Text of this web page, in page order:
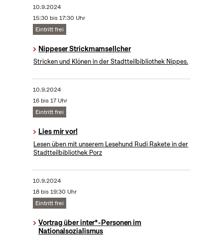
10.9.2024
15:30 bis 17:30 Uhr
Eintritt frei
Nippeser Strickmamsellcher
Stricken und Klönen in der Stadtteilbibliothek Nippes.
10.9.2024
16 bis 17 Uhr
Eintritt frei
Lies mir vor!
Lesen üben mit unserem Lesehund Rudi Rakete in der
Stadtteilbibliothek Porz
10.9.2024
18 bis 19:30 Uhr
Eintritt frei
Vortrag über inter*-Personen im
Nationalsozialismus